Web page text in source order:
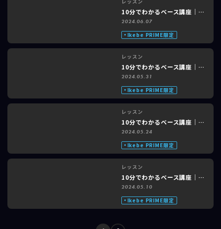
レッスン
2024.06.07
Ikebe PRIME限定
レッスン
2024.05.31
Ikebe PRIME限定
レッスン
2024.05.24
Ikebe PRIME限定
レッスン
2024.05.10
Ikebe PRIME限定